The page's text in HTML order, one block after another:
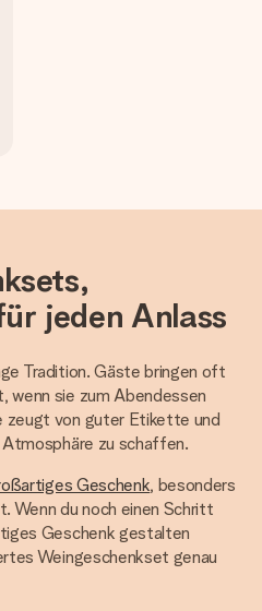
jeden Anlass
Tradition. Gäste bringen oft
wenn sie zum Abendessen
zeugt von guter Etikette und
zu schaffen.
Geschenk, besonders
Wenn du noch einen Schritt
Geschenk gestalten
Weingeschenkset genau